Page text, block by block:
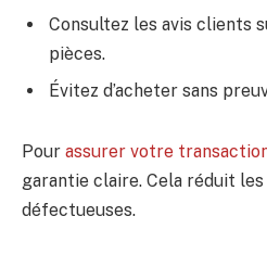
Consultez les avis clients
pièces.
Évitez d’acheter sans
Pour assurer votre
garantie claire. Cela réduit
défectueuses.